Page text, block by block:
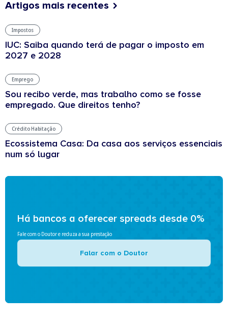
Artigos mais recentes
Impostos
IUC: Saiba quando terá de pagar o imposto em
2027 e 2028
Emprego
Sou recibo verde, mas trabalho como se fosse
empregado. Que direitos tenho?
Crédito Habitação
Ecossistema Casa: Da casa aos serviços essenciais
num só lugar
Há bancos a oferecer spreads desde 0%
Fale com o Doutor e reduza a sua prestação
Falar com o Doutor